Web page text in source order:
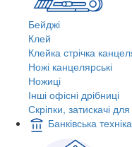
Бейджі
Клей
Клейка стрічка
Ножі канцелярські
Ножиці
Інші офісні дрібниці
Скріпки, затискачі
Банківська